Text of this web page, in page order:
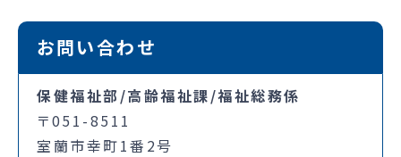
お問い合わせ
保健福祉部/高齢福祉課/福祉総務係
〒051-8511
室蘭市幸町1番2号